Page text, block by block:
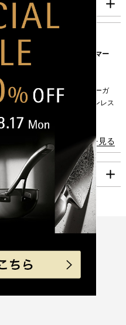
確認分につきましては、8月
。
卒ご了承賜りますよう
ジット決済のみのご利用となりま
峰のステンレス素材「クロマー
」を改良し、通常のクロマーガ
施した、WMF最高峰のステンレス
す。
イン。
続きを見る
すめ